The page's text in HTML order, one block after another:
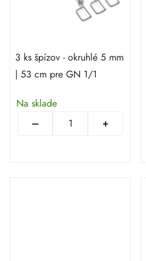
3 ks špízov - okruhlé 5 mm
| 53 cm pre GN 1/1
Na sklade